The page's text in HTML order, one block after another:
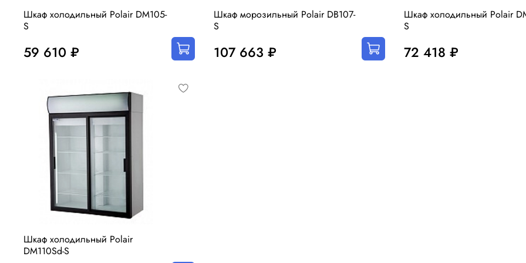
Шкаф холодильный Polair DM105-
S
59 610 ₽
Шкаф морозильный Polair DB107-
S
107 663 ₽
Шкаф холодильный Polair
S
72 418 ₽
Шкаф холодильный Polair
DM110Sd-S